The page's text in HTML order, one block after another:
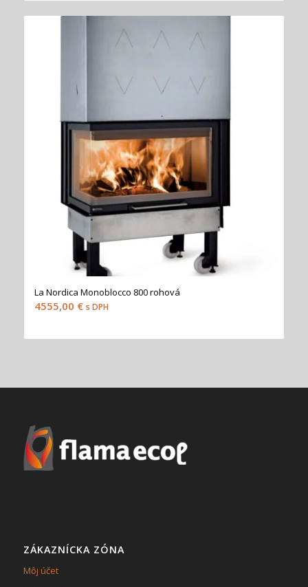
La Nordica Monoblocco 800 rohová
4555,00 € s DPH
ZÁKAZNÍCKA ZÓNA
Môj účet